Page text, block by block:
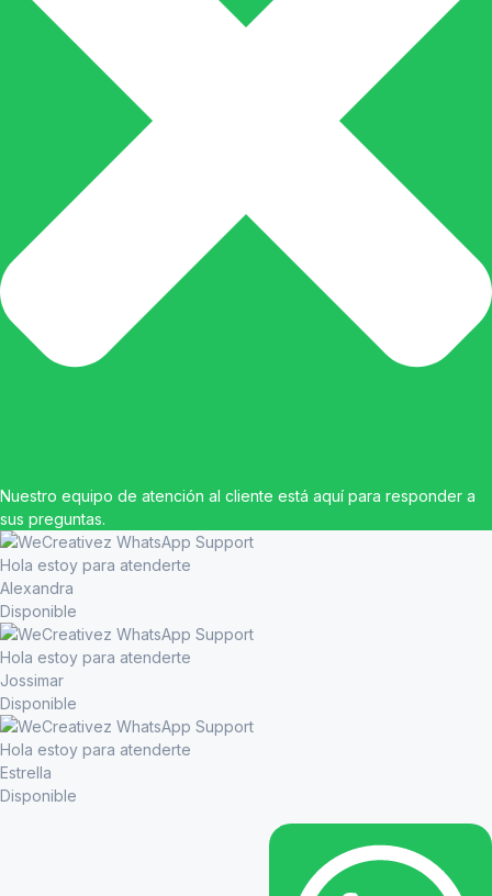
Nuestro equipo de atención al cliente está aquí para responder a
sus preguntas.
Hola estoy para atenderte
Alexandra
Disponible
Hola estoy para atenderte
Jossimar
Disponible
Hola estoy para atenderte
Estrella
Disponible